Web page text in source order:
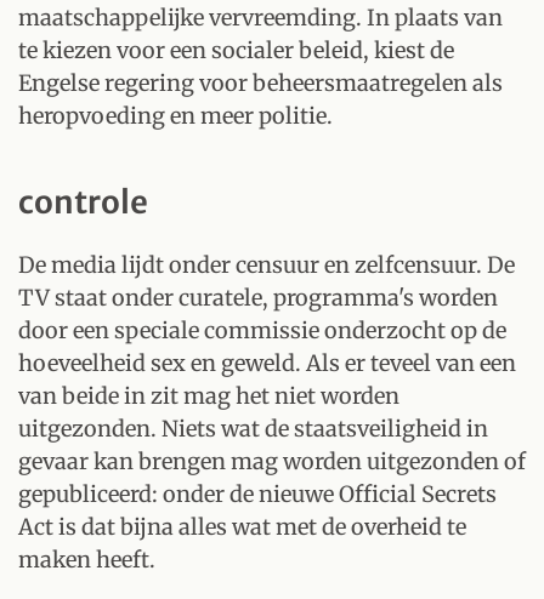
maatschappelijke vervreemding. In plaats van
te kiezen voor een socialer beleid, kiest de
Engelse regering voor beheersmaatregelen als
heropvoeding en meer politie.
controle
De media lijdt onder censuur en zelfcensuur. De
TV staat onder curatele, programma's worden
door een speciale commissie onderzocht op de
hoeveelheid sex en geweld. Als er teveel van een
van beide in zit mag het niet worden
uitgezonden. Niets wat de staatsveiligheid in
gevaar kan brengen mag worden uitgezonden of
gepubliceerd: onder de nieuwe Official Secrets
Act is dat bijna alles wat met de overheid te
maken heeft.